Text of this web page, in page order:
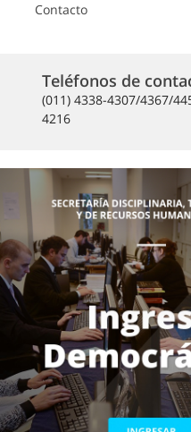
Contacto
Teléfonos de
(011) 4338-4307/4367/
4216